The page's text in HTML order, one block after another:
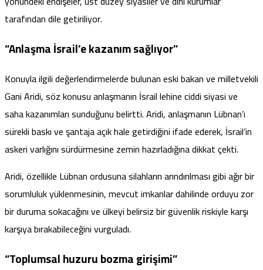
tarafından dile getiriliyor.
“Anlaşma İsrail’e kazanım sağlıyor”
Konuyla ilgili değerlendirmelerde bulunan eski bakan ve milletvekili
Gani Aridi, söz konusu anlaşmanın İsrail lehine ciddi siyasi ve
saha kazanımları sunduğunubelirtti. Aridi, anlaşmanın Lübnan’ı
sürekli baskı ve şantaja açık hale getirdiğini ifade ederek, İsrail’in
askeri varlığını sürdürmesine zemin hazırladığına dikkat çekti.
Aridi, özellikle Lübnan ordusuna silahların arındırılması gibi ağır bir
sorumluluk yüklenmesinin, mevcut imkanlar dahilinde orduyu zor
bir duruma sokacağını ve ülkeyi belirsiz bir güvenlik riskiyle karşı
karşıya bırakabileceğini vurguladı.
“Toplumsal huzuru bozma girişimi”